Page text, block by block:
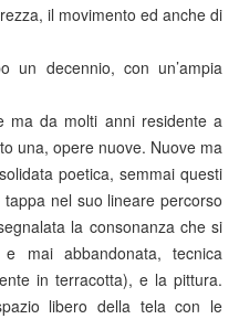
il movimento ed anche di
un decennio, con un’ampia
ma da molti anni residente a
una, opere nuove. Nuove ma
poetica, semmai questi
nel suo lineare percorso
la consonanza che si
mai abbandonata, tecnica
in terracotta), e la pittura.
libero della tela con le